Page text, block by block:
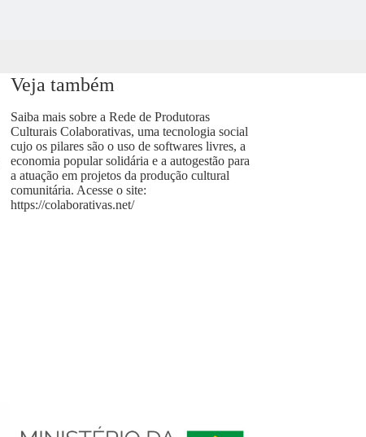
Veja também
Saiba mais sobre a Rede de Produtoras
Culturais Colaborativas, uma tecnologia social
cujo os pilares são o uso de softwares livres, a
economia popular solidária e a autogestão para
a atuação em projetos da produção cultural
comunitária. Acesse o site:
https://colaborativas.net/